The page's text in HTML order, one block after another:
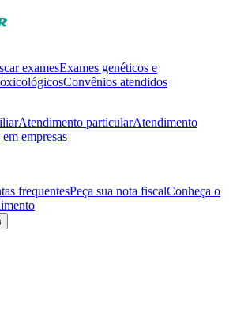
examesExames genéticos e
Convênios atendidos
Atendimento particularAtendimento
empresas
frequentesPeça sua nota fiscalConheça o